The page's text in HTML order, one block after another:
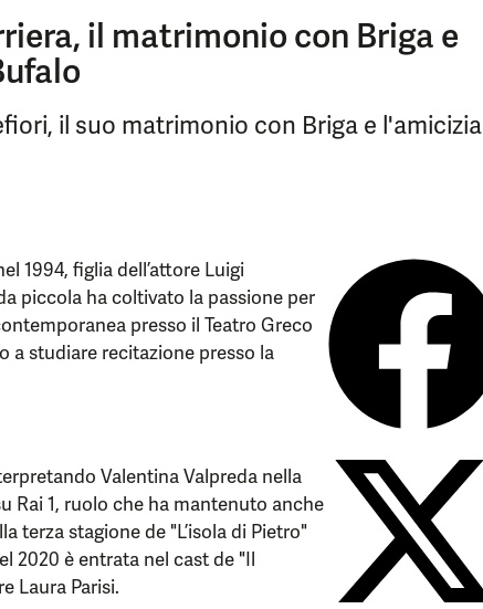
il matrimonio con Briga e
il suo matrimonio con Briga e l'amicizia
1994, figlia dell’attore Luigi
piccola ha coltivato la passione per
presso il Teatro Greco
a studiare recitazione presso la
Valentina Valpreda nella
Rai 1, ruolo che ha mantenuto anche
terza stagione de "L’isola di Pietro"
2020 è entrata nel cast de "Il
Laura Parisi.